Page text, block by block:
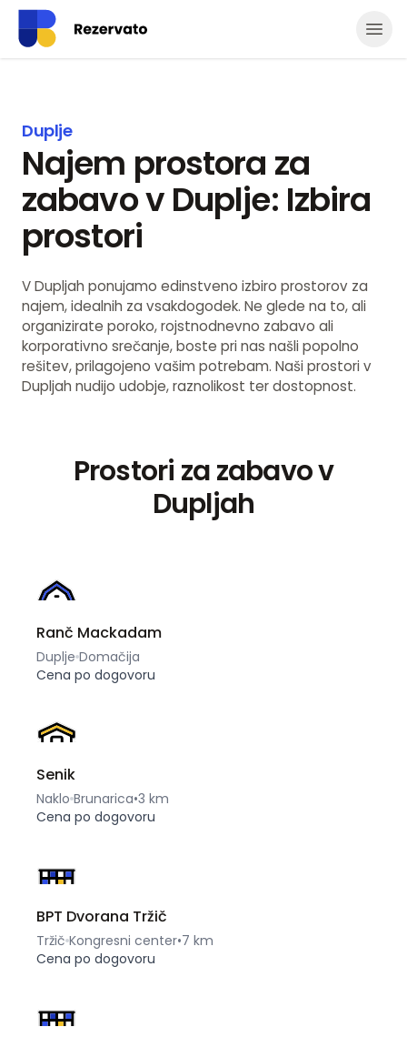
Duplje
Najem prostora za
zabavo v Duplje: Izbira
prostori
V Dupljah ponujamo edinstveno izbiro prostorov za
najem, idealnih za vsakdogodek. Ne glede na to, ali
organizirate poroko, rojstnodnevno zabavo ali
korporativno srečanje, boste pri nas našli popolno
rešitev, prilagojeno vašim potrebam. Naši prostori v
Dupljah nudijo udobje, raznolikost ter dostopnost.
Prostori za zabavo v
Dupljah
Ranč Mackadam
Duplje Domačija
Cena po dogovoru
Senik
Naklo Brunarica•3 km
Cena po dogovoru
BPT Dvorana Tržič
Tržič Kongresni center•7 km
Cena po dogovoru